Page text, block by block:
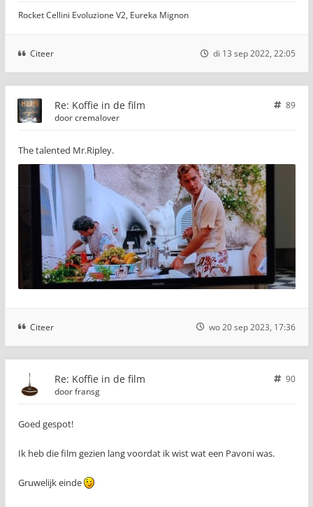
Rocket Cellini Evoluzione V2, Eureka Mignon
Citeer di 13 sep 2022, 22:05
Re: Koffie in de film
89
doorcremalover
The talented Mr.Ripley.
Citeer wo 20 sep 2023, 17:36
Re: Koffie in de film
90
doorfransg
Goed gespot!
Ik heb die film gezien lang voordat ik wist wat een Pavoni was.
Gruwelijk einde